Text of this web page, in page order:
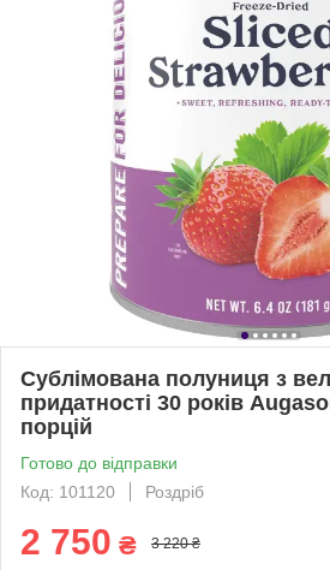
Сублімована полуниця з
придатності 30 років
порцій
Готово до відправки
Код: 101120
Роздріб
2 750 ₴ 3 220 ₴